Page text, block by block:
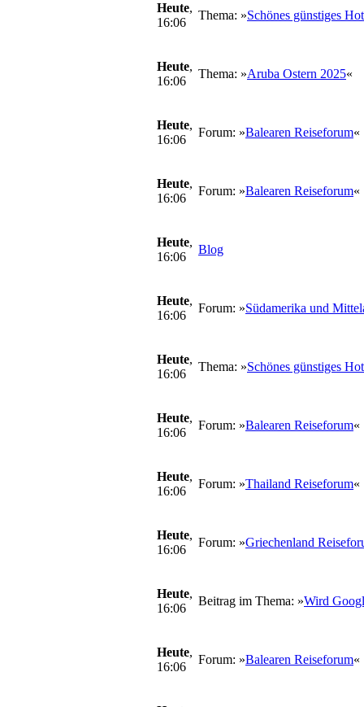
Heute,
16:06
Thema: »Schönes günstiges
Heute,
16:06
Thema: »Aruba Ostern 2025«
Heute,
16:06
Forum: »Balearen Reiseforum«
Heute,
16:06
Forum: »Balearen Reiseforum«
Heute,
16:06
Blog
Heute,
16:06
Forum: »Südamerika und
Heute,
16:06
Thema: »Schönes günstiges
Heute,
16:06
Forum: »Balearen Reiseforum«
Heute,
16:06
Forum: »Thailand Reiseforum«
Heute,
16:06
Forum: »Griechenland
Heute,
16:06
Beitrag im Thema: »Wird
Heute,
16:06
Forum: »Balearen Reiseforum«